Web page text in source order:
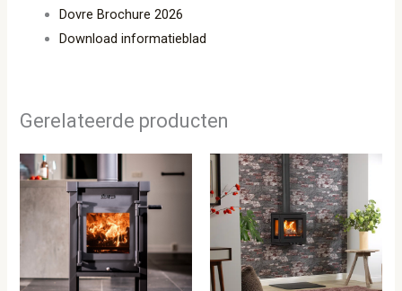
Dovre Brochure 2026
Download informatieblad
Gerelateerde producten